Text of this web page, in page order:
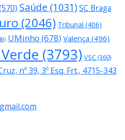
Saúde (1031)SC Braga
(2046) Tribunal (406)
UMinho (678) Valença (496)
(3793) VSC(360)
nº 39, 3º Esq. Frt., 4715-343